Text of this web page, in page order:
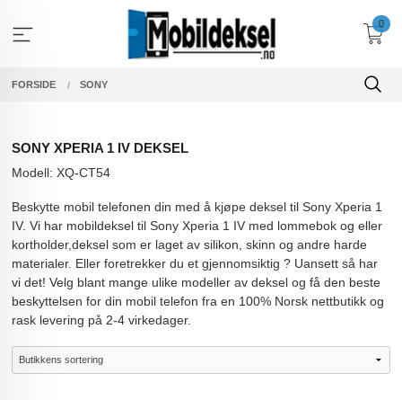
innholdet
0
FORSIDE SONY
SONY XPERIA 1 IV DEKSEL
Modell: XQ-CT54
Beskytte mobil telefonen din med å kjøpe deksel til Sony Xperia 1
IV. Vi har mobildeksel til Sony Xperia 1 IV med lommebok og eller
kortholder,deksel som er laget av silikon, skinn og andre harde
materialer. Eller foretrekker du et gjennomsiktig ? Uansett så har
vi det! Velg blant mange ulike modeller av deksel og få den beste
beskyttelsen for din mobil telefon fra en 100% Norsk nettbutikk og
rask levering på 2-4 virkedager.